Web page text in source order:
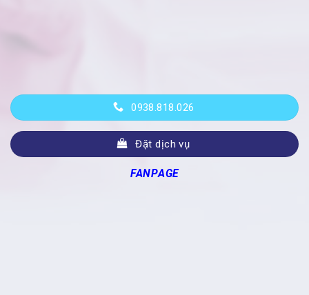
0938.818.026
Đặt dịch vụ
FANPAGE